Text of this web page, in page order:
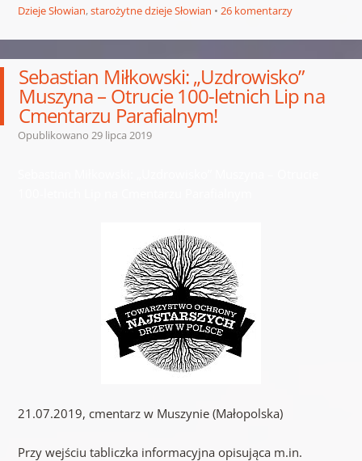
Dzieje Słowian,starożytne dzieje Słowian 26 komentarzy
Sebastian Miłkowski: „Uzdrowisko”
Muszyna – Otrucie 100-letnich Lip na
Cmentarzu Parafialnym!
Opublikowano 29 lipca 2019
21.07.2019, cmentarz w Muszynie (Małopolska)
Przy wejściu tabliczka informacyjna opisująca m.in.